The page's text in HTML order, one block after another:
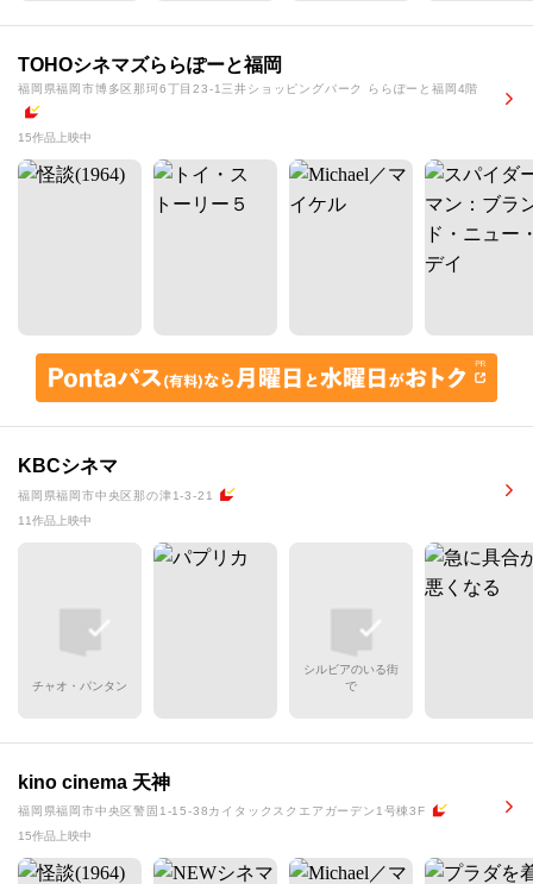
TOHOシネマズららぽーと福岡
福岡県福岡市博多区那珂6丁目23-1三井ショッピングパーク ららぽーと福岡4階
15作品上映中
KBCシネマ
福岡県福岡市中央区那の津1-3-21
11作品上映中
チャオ・パンタン
シルビアのいる街
で
kino cinema 天神
福岡県福岡市中央区警固1-15-38カイタックスクエアガーデン1号棟3F
15作品上映中